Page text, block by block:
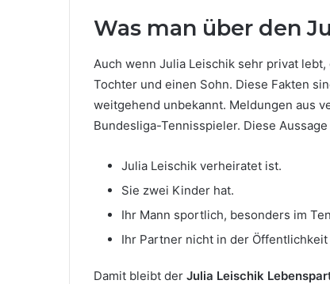
Was man über den
Auch wenn Julia Leischik sehr privat
Tochter und einen Sohn. Diese Fakten
weitgehend unbekannt. Meldungen aus
Bundesliga-Tennisspieler. Diese
Julia Leischik verheiratet ist.
Sie zwei Kinder hat.
Ihr Mann sportlich, besonders im
Ihr Partner nicht in der
Damit bleibt der Julia Leischik